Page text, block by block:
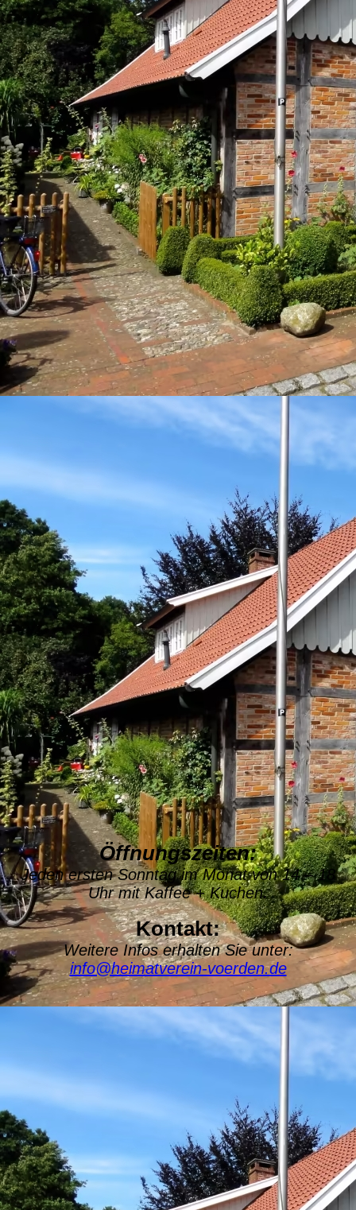
1716142402475
Öffnungszeiten:
Jeden ersten Sonntag im Monat von 14 – 18
Uhr mit Kaffee + Kuchen.
Kontakt:
Weitere Infos erhalten Sie unter:
info@heimatverein-voerden.de